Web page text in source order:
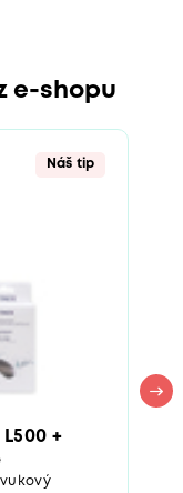
e-shopu
Náš tip
+